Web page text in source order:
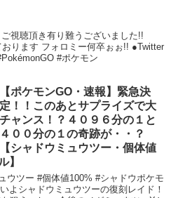
視聴頂き有り難うございました!!
ります フォロミー何卒ぉぉ!! ●Twitter
#ポケモン
【ポケモンGO・速報】緊急決
定！！このあとサプライズで大
チャンス！？４０９６分の１と
４００分の１の奇跡が・・？
【シャドウミュウツー・個体値
】
ウツー #個体値100% #シャドウポケモ
よシャドウミュウツーの復刻レイド！